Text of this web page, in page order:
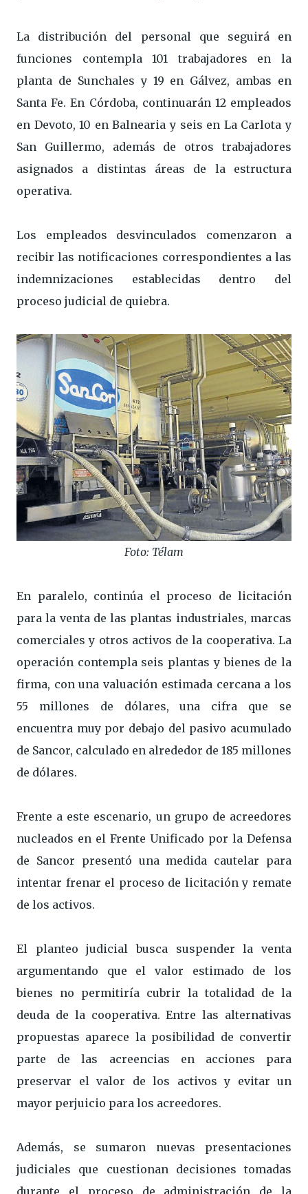
La distribución del personal que seguirá en
funciones contempla 101 trabajadores en la
planta de Sunchales y 19 en Gálvez, ambas en
Santa Fe. En Córdoba, continuarán 12 empleados
en Devoto, 10 en Balnearia y seis en La Carlota y
San Guillermo, además de otros trabajadores
asignados a distintas áreas de la estructura
operativa.
Los empleados desvinculados comenzaron a
recibir las notificaciones correspondientes a las
indemnizaciones establecidas dentro del
proceso judicial de quiebra.
Foto: Télam
En paralelo, continúa el proceso de licitación
para la venta de las plantas industriales, marcas
comerciales y otros activos de la cooperativa. La
operación contempla seis plantas y bienes de la
firma, con una valuación estimada cercana a los
55 millones de dólares, una cifra que se
encuentra muy por debajo del pasivo acumulado
de Sancor, calculado en alrededor de 185 millones
de dólares.
Frente a este escenario, un grupo de acreedores
nucleados en el Frente Unificado por la Defensa
de Sancor presentó una medida cautelar para
intentar frenar el proceso de licitación y remate
de los activos.
El planteo judicial busca suspender la venta
argumentando que el valor estimado de los
bienes no permitiría cubrir la totalidad de la
deuda de la cooperativa. Entre las alternativas
propuestas aparece la posibilidad de convertir
parte de las acreencias en acciones para
preservar el valor de los activos y evitar un
mayor perjuicio para los acreedores.
Además, se sumaron nuevas presentaciones
judiciales que cuestionan decisiones tomadas
durante el proceso de administración de la